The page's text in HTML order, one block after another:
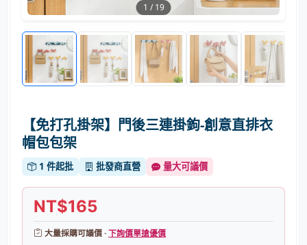
1 /19
【免打孔掛架】門後三連掛鉤-創意直排衣
帽包包架
1 件起批 批發商直營 量大可議價
NT$165
大量採購可議價 ·下詢價單搶優價